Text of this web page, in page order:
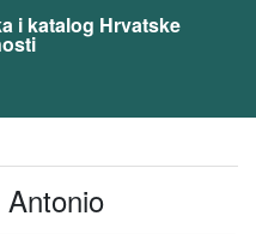
i katalog Hrvatske